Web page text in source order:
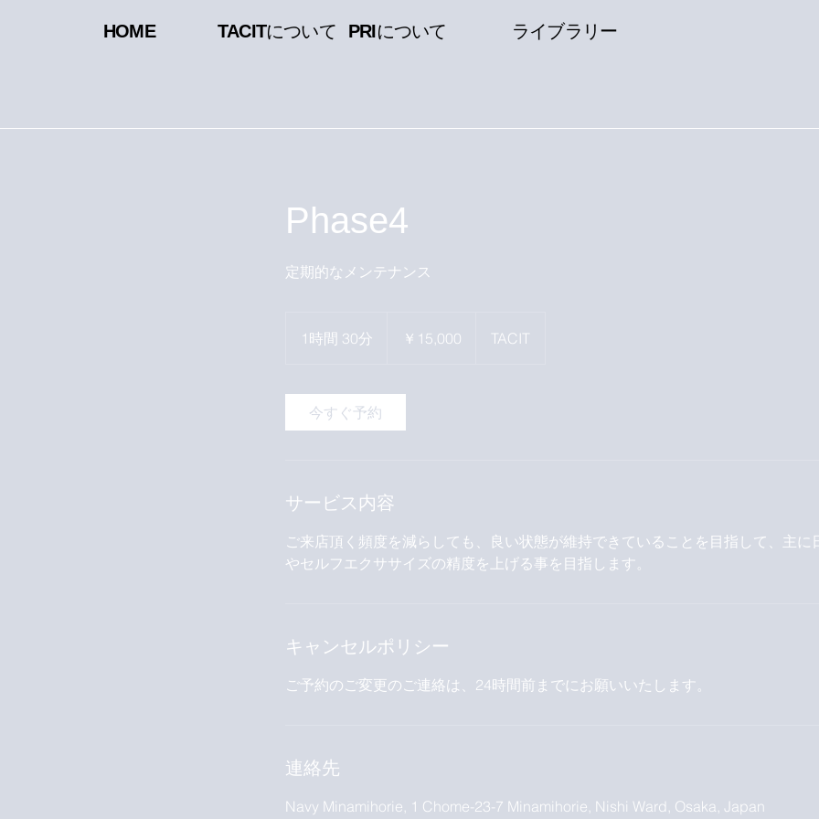
​HOME ​TACITについて ​PRIについて ​ライブラリー
Phase4
定期的なメンテナンス
1時間 30分
0
分
￥15,000 TACIT
今すぐ予約
サービス内容
ご来店頂く頻度を減らしても、良い状態が維持できていることを目指して、主に
やセルフエクササイズの精度を上げる事を目指します。
キャンセルポリシー
ご予約のご変更のご連絡は、24時間前までにお願いいたします。
連絡先
Navy Minamihorie, 1 Chome-23-7 Minamihorie, Nishi Ward, Osaka, Japan